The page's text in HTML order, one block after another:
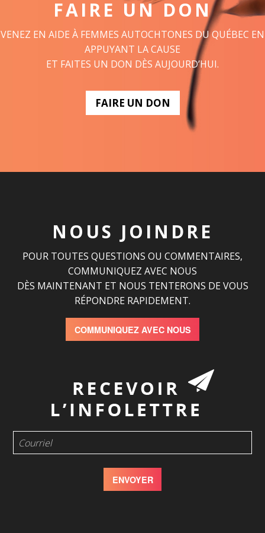
FAIRE UN DON
VENEZ EN AIDE À FEMMES AUTOCHTONES DU QUÉBEC EN
APPUYANT LA CAUSE
ET FAITES UN DON DÈS AUJOURD’HUI.
FAIRE UN DON
NOUS JOINDRE
POUR TOUTES QUESTIONS OU COMMENTAIRES,
COMMUNIQUEZ AVEC NOUS
DÈS MAINTENANT ET NOUS TENTERONS DE VOUS
RÉPONDRE RAPIDEMENT.
COMMUNIQUEZ AVEC NOUS